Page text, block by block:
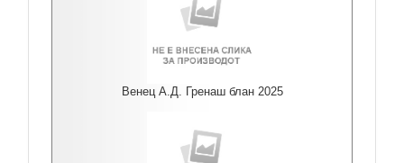
Венец А.Д. Гренаш блан 2025